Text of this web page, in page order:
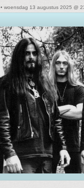
• woensdag 13 augustus 2025 @